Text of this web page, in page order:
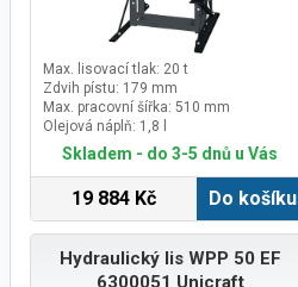
Max. lisovací tlak: 20 t
Zdvih pístu: 179 mm
Max. pracovní šířka: 510 mm
Olejová náplň: 1,8 l
Skladem - do 3-5 dnů u Vás
19 884 Kč Do košíku
Hydraulický lis WPP 50 EF
6300051 Unicraft